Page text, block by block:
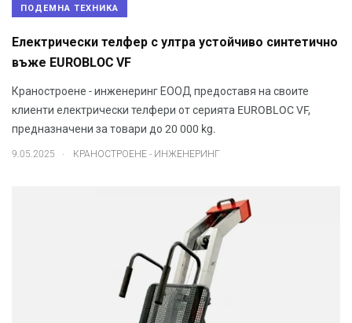
ПОДЕМНА ТЕХНИКА
Електрически телфер с ултра устойчиво синтетично
въже EUROBLOC VF
Краностроене - инженеринг ЕООД предоставя на своите
клиенти електрически телфери от серията EUROBLOC VF,
предназначени за товари до 20 000 kg.
9.05.2025 . КРАНОСТРОЕНЕ - ИНЖЕНЕРИНГ